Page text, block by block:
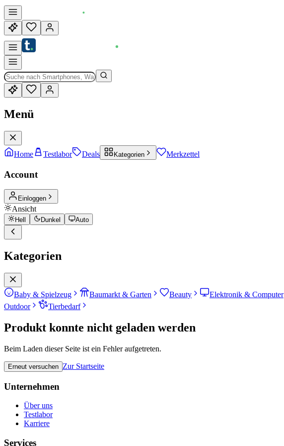
Menü
Home Testlabor Deals Kategorien Merkzettel
Account
Einloggen
Ansicht
Hell Dunkel Auto
Kategorien
Baby & Spielzeug Baumarkt & Garten Beauty Elektronik & Computer
Outdoor
Tierbedarf
Produkt konnte nicht geladen werden
Beim Laden dieser Seite ist ein Fehler aufgetreten.
Erneut versuchen Zur Startseite
Unternehmen
Über uns
Testlabor
Karriere
Services